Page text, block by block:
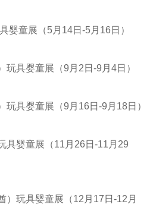
婴童展（5月14日-5月16日）
玩具婴童展（9月2日-9月4日）
玩具婴童展（9月16日-9月18日）
具婴童展（11月26日-11月29
）玩具婴童展（12月17日-12月